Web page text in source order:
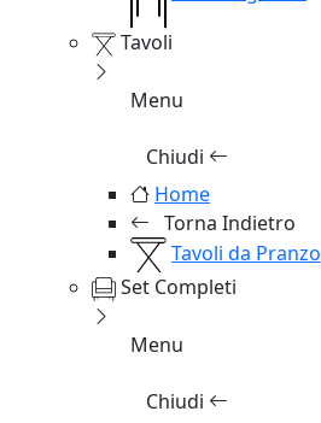
Tavoli
Menu
Chiudi
Home
Torna Indietro
Tavoli da Pranzo
Set Completi
Menu
Chiudi